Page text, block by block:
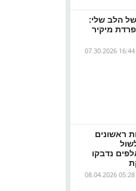
הלב שלי:
מיקיר
07.30.2026 16:44
ראשונים
נדבקו
08.04.2026 05:28